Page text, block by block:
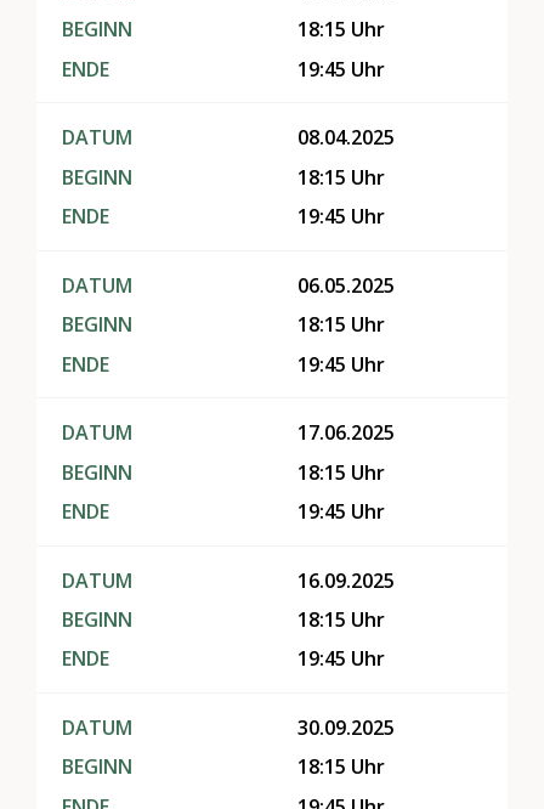
BEGINN
ENDE
18:15 Uhr
19:45 Uhr
DATUM
BEGINN
ENDE
08.04.2025
18:15 Uhr
19:45 Uhr
DATUM
BEGINN
ENDE
06.05.2025
18:15 Uhr
19:45 Uhr
DATUM
BEGINN
ENDE
17.06.2025
18:15 Uhr
19:45 Uhr
DATUM
BEGINN
ENDE
16.09.2025
18:15 Uhr
19:45 Uhr
DATUM
BEGINN
30.09.2025
18:15 Uhr